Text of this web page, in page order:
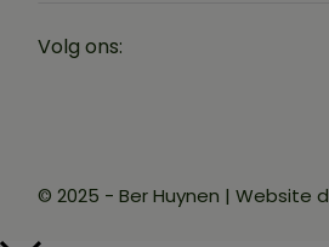
Volg ons:
© 2025 - Ber Huynen | Website